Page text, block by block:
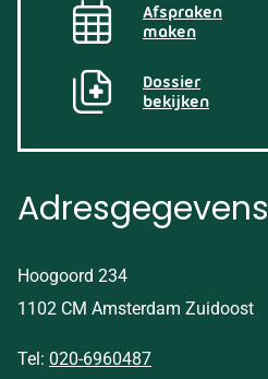
Afspraken
maken
Dossier
bekijken
Adresgegevens
Hoogoord 234
1102 CM Amsterdam Zuidoost
Tel: 020-6960487